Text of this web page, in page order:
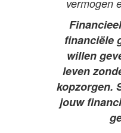
vermogen
financiële
willen
leven
kopzorgen.
jouw